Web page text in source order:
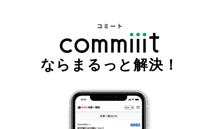
ならまるっと解決！